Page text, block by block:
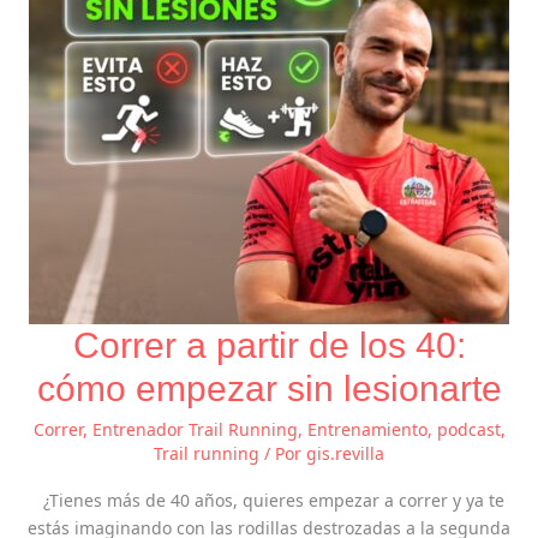
Correr a partir de los 40:
cómo empezar sin lesionarte
Correr, Entrenador Trail Running, Entrenamiento, podcast,
Trail running / Por gis.revilla
¿Tienes más de 40 años, quieres empezar a correr y ya te
estás imaginando con las rodillas destrozadas a la segunda
cómo
empezar
sin
lesionarte